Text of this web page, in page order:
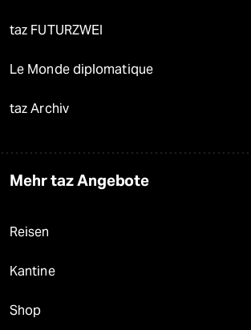
taz FUTURZWEI
Le Monde diplomatique
taz Archiv
Mehr taz Angebote
Reisen
Kantine
Shop